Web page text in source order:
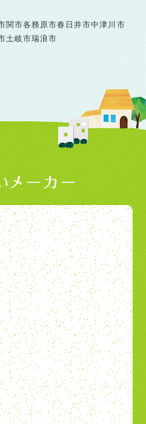
関市各務原市春日井市中津川市
土岐市瑞浪市
メーカー